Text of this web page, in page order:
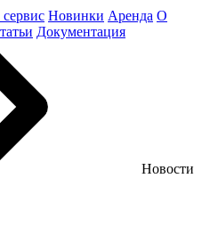
Новинки Аренда О
Документация
Новости